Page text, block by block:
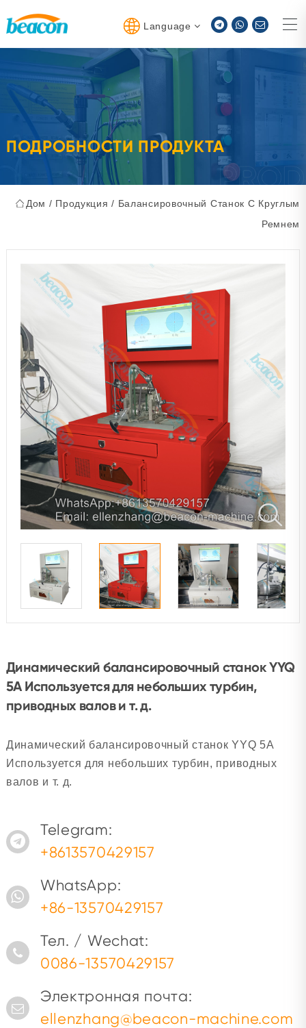
Language
ПОДРОБНОСТИ ПРОДУКТА
Дом / Продукция / Балансировочный Станок С Круглым
Ремнем
Динамический балансировочный станок YYQ
5A Используется для небольших турбин,
приводных валов и т. д.
Динамический балансировочный станок YYQ 5A
Используется для небольших турбин, приводных
валов и т. д.
Telegram:
+8613570429157
WhatsApp:
+86-13570429157
Тел. / Wechat:
0086-13570429157
Электронная почта:
ellenzhang@beacon-machine.com